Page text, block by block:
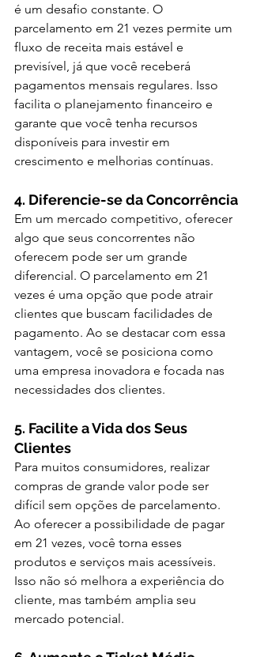
é um desafio constante. O
parcelamento em 21 vezes permite um
fluxo de receita mais estável e
previsível, já que você receberá
pagamentos mensais regulares. Isso
facilita o planejamento financeiro e
garante que você tenha recursos
disponíveis para investir em
crescimento e melhorias contínuas.
4. Diferencie-se da Concorrência
Em um mercado competitivo, oferecer
algo que seus concorrentes não
oferecem pode ser um grande
diferencial. O parcelamento em 21
vezes é uma opção que pode atrair
clientes que buscam facilidades de
pagamento. Ao se destacar com essa
vantagem, você se posiciona como
uma empresa inovadora e focada nas
necessidades dos clientes.
5. Facilite a Vida dos Seus
Clientes
Para muitos consumidores, realizar
compras de grande valor pode ser
difícil sem opções de parcelamento.
Ao oferecer a possibilidade de pagar
em 21 vezes, você torna esses
produtos e serviços mais acessíveis.
Isso não só melhora a experiência do
cliente, mas também amplia seu
mercado potencial.